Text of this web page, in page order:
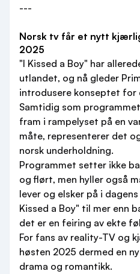
---
Norsk tv får et nytt
2025
"I Kissed a Boy" har
utlandet, og nå gleder
introdusere konseptet for
Samtidig som
fram i rampelyset på en
måte, representerer det
norsk underholdning.
Programmet setter ikke
og flørt, men hyller også
lever og elsker på i
Kissed a Boy" til mer enn
det er en feiring av ekte
For fans av reality-TV og
høsten 2025 dermed en
drama og romantikk.